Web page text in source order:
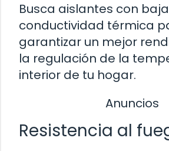
Busca aislantes con baja
conductividad térmica
garantizar un mejor
la regulación de la
interior de tu hogar.
Anuncios
Resistencia al